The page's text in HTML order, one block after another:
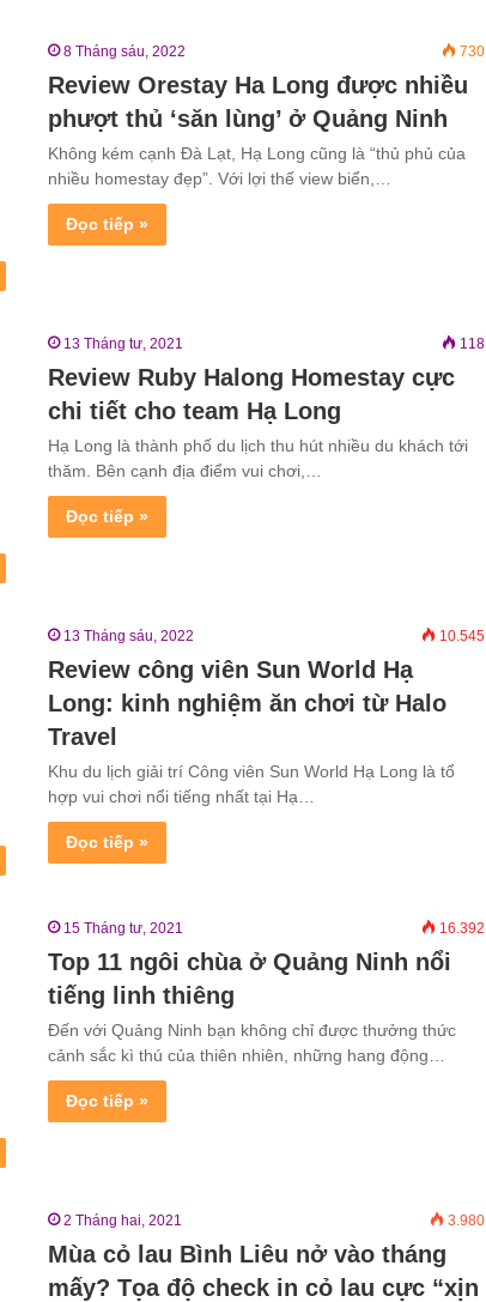
8 Tháng sáu, 2022 730
Review Orestay Ha Long được nhiều
phượt thủ ‘săn lùng’ ở Quảng Ninh
Không kém cạnh Đà Lạt, Hạ Long cũng là “thủ phủ của
nhiều homestay đẹp”. Với lợi thế view biển,…
Đọc tiếp »
13 Tháng tư, 2021 118
Review Ruby Halong Homestay cực
chi tiết cho team Hạ Long
Hạ Long là thành phố du lịch thu hút nhiều du khách tới
thăm. Bên cạnh địa điểm vui chơi,…
Đọc tiếp »
13 Tháng sáu, 2022 10.545
Review công viên Sun World Hạ
Long: kinh nghiệm ăn chơi từ Halo
Travel
Khu du lịch giải trí Công viên Sun World Hạ Long là tổ
hợp vui chơi nổi tiếng nhất tại Hạ…
Đọc tiếp »
15 Tháng tư, 2021 16.392
Top 11 ngôi chùa ở Quảng Ninh nổi
tiếng linh thiêng
Đến với Quảng Ninh bạn không chỉ được thưởng thức
cảnh sắc kì thú của thiên nhiên, những hang động…
Đọc tiếp »
2 Tháng hai, 2021 3.980
Mùa cỏ lau Bình Liêu nở vào tháng
mấy? Tọa độ check in cỏ lau cực “xịn